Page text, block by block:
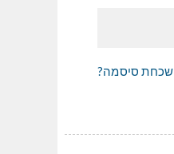
שכחת סיסמה?